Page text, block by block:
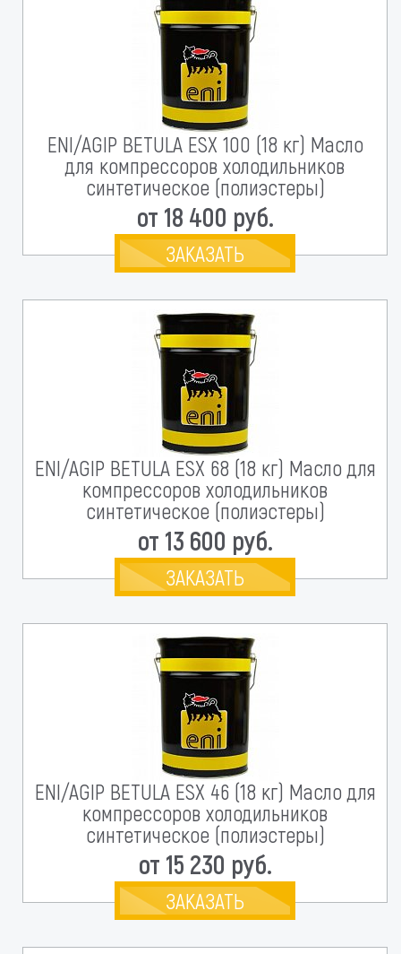
ENI/AGIP BETULA ESX 100 (18 кг) Масло
для компрессоров холодильников
синтетическое (полиэстеры)
от 18 400 руб.
ЗАКАЗАТЬ
ENI/AGIP BETULA ESX 68 (18 кг) Масло для
компрессоров холодильников
синтетическое (полиэстеры)
от 13 600 руб.
ЗАКАЗАТЬ
ENI/AGIP BETULA ESX 46 (18 кг) Масло для
компрессоров холодильников
синтетическое (полиэстеры)
от 15 230 руб.
ЗАКАЗАТЬ